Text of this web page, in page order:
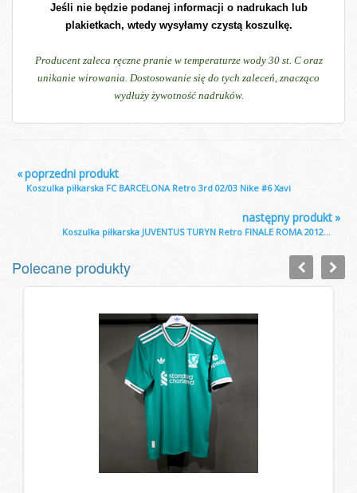
Jeśli nie będzie podanej informacji o nadrukach lub
plakietkach, wtedy wysyłamy czystą koszulkę.
Producent zaleca ręczne pranie w temperaturze wody 30 st. C oraz
unikanie wirowania. Dostosowanie się do tych zaleceń, znacząco
wydłuży żywotność nadruków.
«poprzedni produkt
Koszulka piłkarska FC BARCELONA Retro 3rd 02/03 Nike #6 Xavi
»
następny produkt
Koszulka piłkarska JUVENTUS TURYN Retro FINALE ROMA 2012...
Polecane produkty